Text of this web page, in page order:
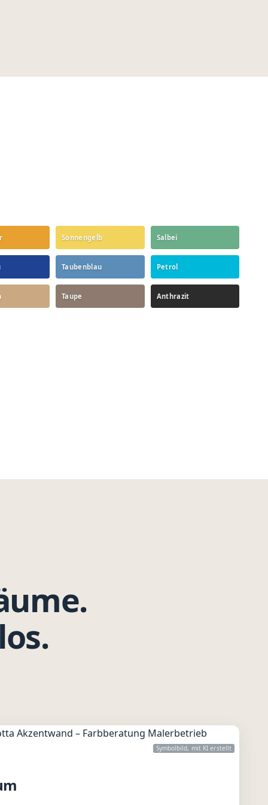
Sonnengelb Salbei
Taubenblau Petrol
Taupe Anthrazit
Symbolbild, mit KI erstellt